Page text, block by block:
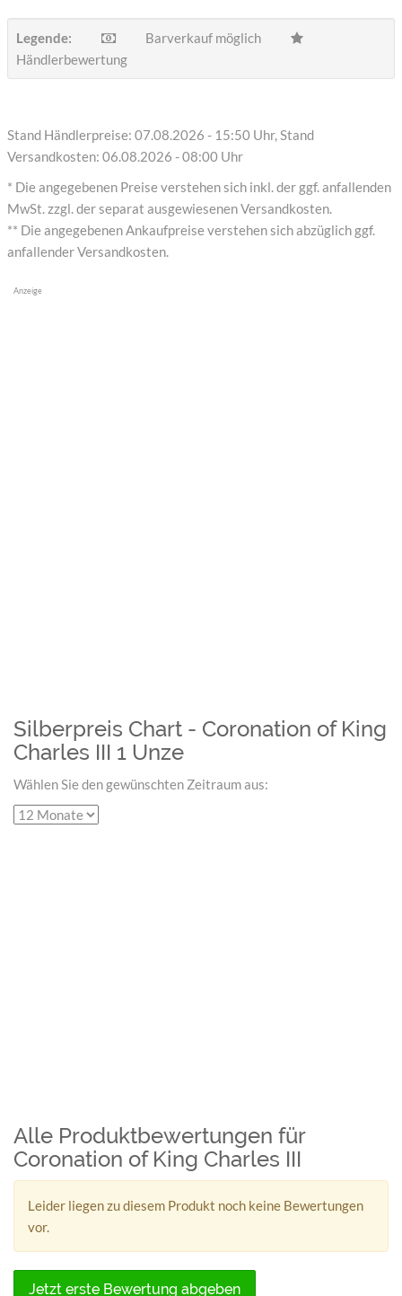
Legende:
Barverkauf möglich
Händlerbewertung
Stand Händlerpreise: 07.08.2026 - 15:50 Uhr, Stand
Versandkosten: 06.08.2026 - 08:00 Uhr
* Die angegebenen Preise verstehen sich inkl. der ggf. anfallenden
MwSt. zzgl. der separat ausgewiesenen Versandkosten.
** Die angegebenen Ankaufpreise verstehen sich abzüglich ggf.
anfallender Versandkosten.
Anzeige
Silberpreis Chart - Coronation of King
Charles III 1 Unze
Wählen Sie den gewünschten Zeitraum aus:
Alle Produktbewertungen für
Coronation of King Charles III
Leider liegen zu diesem Produkt noch keine Bewertungen
vor.
Jetzt erste Bewertung abgeben